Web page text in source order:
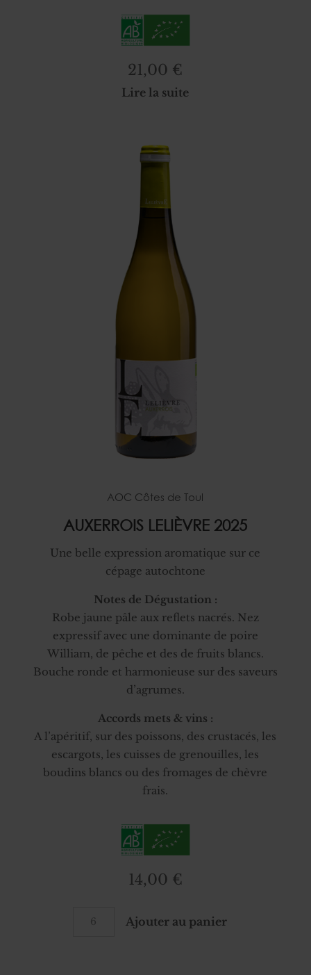
21,00 €
Lire la suite
AOC Côtes de Toul
AUXERROIS LELIÈVRE 2025
Une belle expression aromatique sur ce
cépage autochtone
Notes de Dégustation :
Robe jaune pâle aux reflets nacrés. Nez
expressif avec une dominante de poire
William, de pêche et des de fruits blancs.
Bouche ronde et harmonieuse sur des saveurs
d’agrumes.
Accords mets & vins :
A l’apéritif, sur des poissons, des crustacés, les
escargots, les cuisses de grenouilles, les
boudins blancs ou des fromages de chèvre
frais.
14,00 €
Ajouter au panier